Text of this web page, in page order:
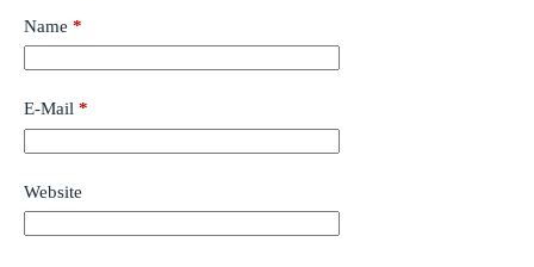
Name *
E-Mail *
Website